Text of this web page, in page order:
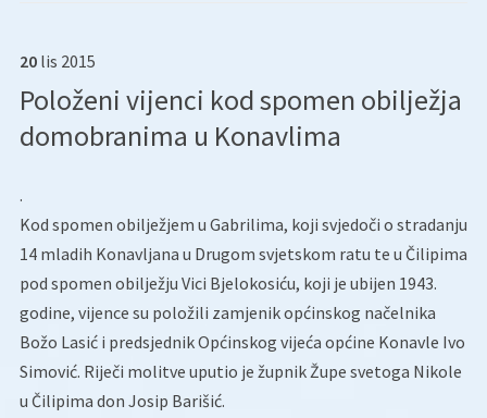
20 lis 2015
Položeni vijenci kod spomen obilježja
domobranima u Konavlima
.
Kod spomen obilježjem u Gabrilima, koji svjedoči o stradanju
14 mladih Konavljana u Drugom svjetskom ratu te u Čilipima
pod spomen obilježju Vici Bjelokosiću, koji je ubijen 1943.
godine, vijence su položili zamjenik općinskog načelnika
Božo Lasić i predsjednik Općinskog vijeća općine Konavle Ivo
Simović. Riječi molitve uputio je župnik Župe svetoga Nikole
u Čilipima don Josip Barišić.